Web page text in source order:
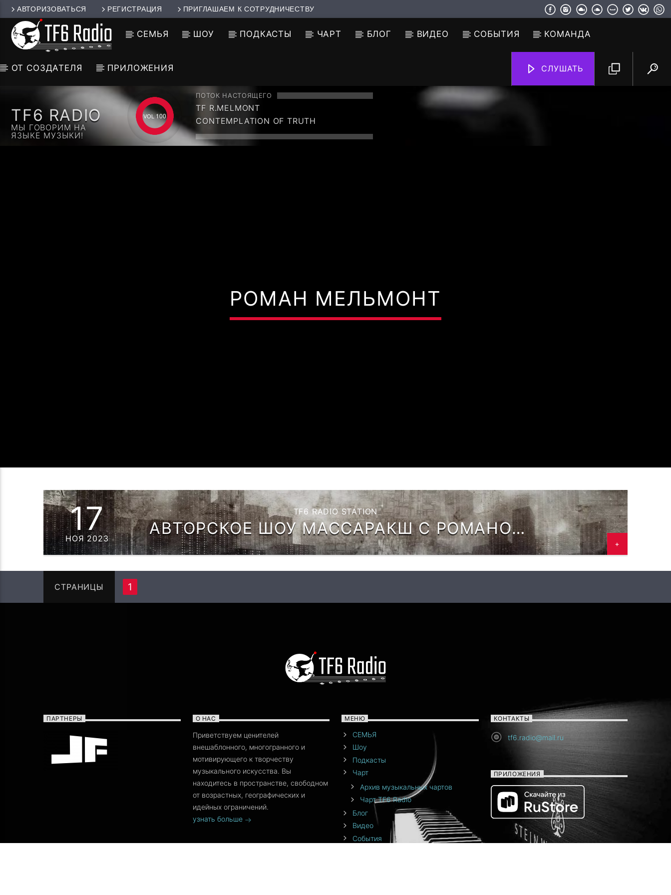
АВТОРИЗОВАТЬСЯ РЕГИСТРАЦИЯ ПРИГЛАШАЕМ К СОТРУДНИЧЕСТВУ
СЕМЬЯ ШОУ ПОДКАСТЫ ЧАРТ БЛОГ ВИДЕО СОБЫТИЯ КОМАНДА
ОТ СОЗДАТЕЛЯ ПРИЛОЖЕНИЯ СЛУШАТЬ
TF6 RADIO
МЫ ГОВОРИМ НА
ЯЗЫКЕ МУЗЫКИ!
100
ПОТОК НАСТОЯЩЕГО
TF R.MELMONT
CONTEMPLATION OF TRUTH
РОМАН МЕЛЬМОНТ
17
НОЯ 2023
TF6 RADIO STATION
АВТОРСКОЕ ШОУ МАССАРАКШ C РОМАНОМ
МЕЛЬМОНТ
СТРАНИЦЫ 1
ПАРТНЕРЫ О НАС
Приветствуем ценителей
внешаблонного, многогранного и
мотивирующего к творчеству
музыкального искусства. Вы
находитесь в пространстве, свободном
от возрастных, географических и
идейных ограничений.
узнать больше
МЕНЮ
СЕМЬЯ
Шоу
Подкасты
Чарт
Архив музыкальных чартов
Чарт TF6 Radio
Блог
Видео
События
КОНТАКТЫ
tf6.radio@mail.ru
ПРИЛОЖЕНИЯ